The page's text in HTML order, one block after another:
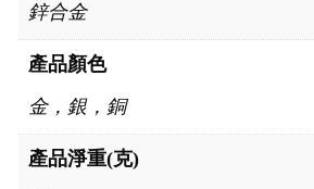
鋅合金
產品顏色
金，銀，銅
產品淨重(克)